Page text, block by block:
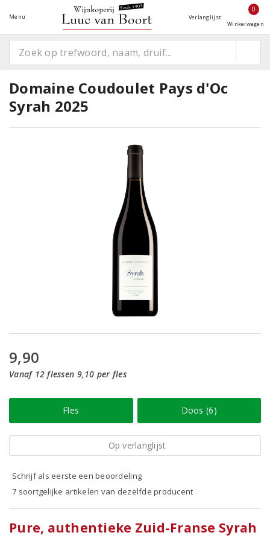
Menu Verlanglijst
0
Winkelwagen
Domaine Coudoulet Pays d'Oc
Syrah 2025
9,90
Vanaf 12 flessen 9,10 per fles
Fles Doos (6)
Op verlanglijst
Schrijf als eerste een beoordeling
7 soortgelijke artikelen van dezelfde producent
Pure, authentieke Zuid-Franse Syrah